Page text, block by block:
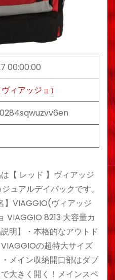
00:00:00
ィアッジョ）
【 レッド 】ヴィアッジ
ュアルデイパックです。
】VIAGGIO(ヴィアッジ
VIAGGIO 8213 大容量カ
明】・本格的なアウトド
の超特大サイズ
メイン収納開口部はダブ
大きく開く！メインスペ